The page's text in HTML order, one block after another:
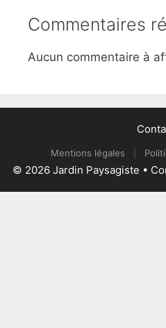
Commentaires
Aucun commentaire à
Mentions légales
© 2026 Jardin Paysagiste •